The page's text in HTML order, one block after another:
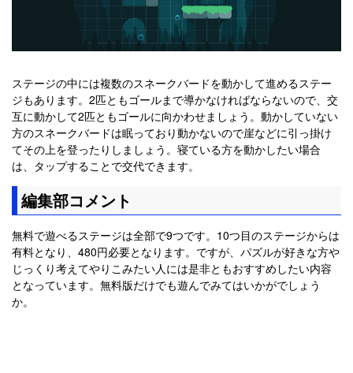
ステージの中には複数のスネークバードを動かして進めるステー
ジもあります。2匹ともゴールまで導かなければならないので、交
互に動かして2匹ともゴールに向かわせましょう。動かしていない
方のスネークバードは眠っており動かないので崖などに引っ掛け
てその上を登ったりしましょう。寝ている方を動かしたい場合
は、タップすることで交代できます。
編集部コメント
無料で遊べるステージは全部で9つです。10つ目のステージからは
有料となり、480円必要となります。ですが、パズルが好きな方や
じっくり考えてやりこみたい人には是非ともおすすめしたい内容
となっています。無料版だけでも遊んでみてはいかがでしょう
か。